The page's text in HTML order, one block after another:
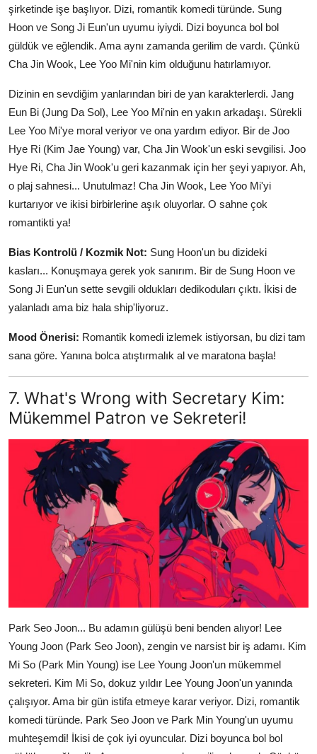
şirketinde işe başlıyor. Dizi, romantik komedi türünde. Sung
Hoon ve Song Ji Eun'un uyumu iyiydi. Dizi boyunca bol bol
güldük ve eğlendik. Ama aynı zamanda gerilim de vardı. Çünkü
Cha Jin Wook, Lee Yoo Mi'nin kim olduğunu hatırlamıyor.
Dizinin en sevdiğim yanlarından biri de yan karakterlerdi. Jang
Eun Bi (Jung Da Sol), Lee Yoo Mi'nin en yakın arkadaşı. Sürekli
Lee Yoo Mi'ye moral veriyor ve ona yardım ediyor. Bir de Joo
Hye Ri (Kim Jae Young) var, Cha Jin Wook'un eski sevgilisi. Joo
Hye Ri, Cha Jin Wook'u geri kazanmak için her şeyi yapıyor. Ah,
o plaj sahnesi... Unutulmaz! Cha Jin Wook, Lee Yoo Mi'yi
kurtarıyor ve ikisi birbirlerine aşık oluyorlar. O sahne çok
romantikti ya!
Bias Kontrolü / Kozmik Not: Sung Hoon'un bu dizideki
kasları... Konuşmaya gerek yok sanırım. Bir de Sung Hoon ve
Song Ji Eun'un sette sevgili oldukları dedikoduları çıktı. İkisi de
yalanladı ama biz hala ship'liyoruz.
Mood Önerisi: Romantik komedi izlemek istiyorsan, bu dizi tam
sana göre. Yanına bolca atıştırmalık al ve maratona başla!
7. What's Wrong with Secretary Kim:
Mükemmel Patron ve Sekreteri!
Park Seo Joon... Bu adamın gülüşü beni benden alıyor! Lee
Young Joon (Park Seo Joon), zengin ve narsist bir iş adamı. Kim
Mi So (Park Min Young) ise Lee Young Joon'un mükemmel
sekreteri. Kim Mi So, dokuz yıldır Lee Young Joon'un yanında
çalışıyor. Ama bir gün istifa etmeye karar veriyor. Dizi, romantik
komedi türünde. Park Seo Joon ve Park Min Young'un uyumu
muhteşemdi! İkisi de çok iyi oyuncular. Dizi boyunca bol bol